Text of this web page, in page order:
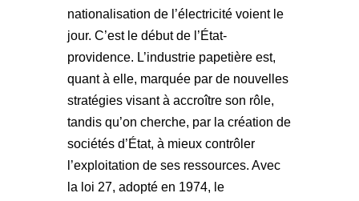
nationalisation de l’électricité voient le
jour. C’est le début de l’État-
providence. L’industrie papetière est,
quant à elle, marquée par de nouvelles
stratégies visant à accroître son rôle,
tandis qu’on cherche, par la création de
sociétés d’État, à mieux contrôler
l’exploitation de ses ressources. Avec
la loi 27, adopté en 1974, le